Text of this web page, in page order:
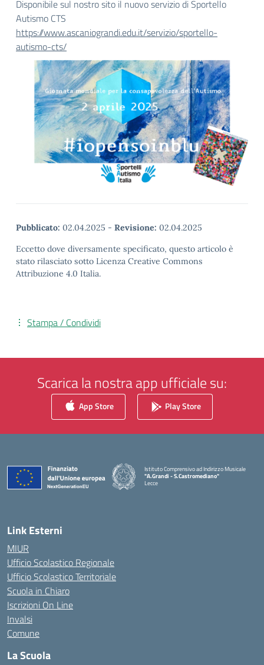
Disponibile sul nostro sito il nuovo servizio di Sportello
Autismo CTS
https://www.ascaniograndi.edu.it/servizio/sportello-
autismo-cts/
Pubblicato: 02.04.2025 - Revisione: 02.04.2025
Eccetto dove diversamente specificato, questo articolo è
stato rilasciato sotto Licenza Creative Commons
Attribuzione 4.0 Italia.
Stampa / Condividi
Scarica la nostra app ufficiale su:
App Store Play Store
Istituto Comprensivo ad Indirizzo Musicale
"A.Grandi - S.Castromediano"
Lecce
Link Esterni
MIUR
Ufficio Scolastico Regionale
Ufficio Scolastico Territoriale
Scuola in Chiaro
Iscrizioni On Line
Invalsi
Comune
La Scuola